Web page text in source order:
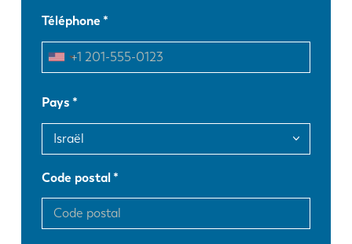
Téléphone
Pays
Code postal
EN NL
FR EN-US
DE
ES PT-PT